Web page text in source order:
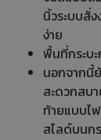
นิ้วระบบสั่
ง่าย
พื้นที่กระบ
นอกจากนี้
สะดวกสบ
ท้ายแบบไ
สไลด์บนก